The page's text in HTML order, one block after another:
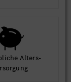
Alters­